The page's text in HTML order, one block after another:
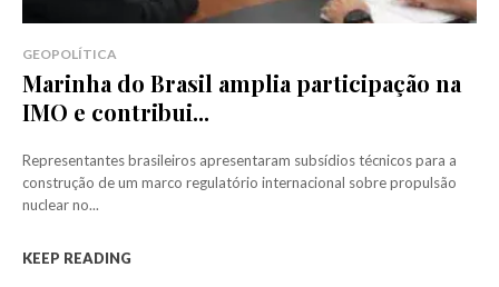
GEOPOLÍTICA
Marinha do Brasil amplia participação na
IMO e contribui...
Representantes brasileiros apresentaram subsídios técnicos para a
construção de um marco regulatório internacional sobre propulsão
nuclear no...
KEEP READING